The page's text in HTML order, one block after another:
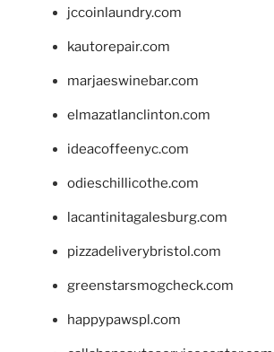
jccoinlaundry.com
kautorepair.com
marjaeswinebar.com
elmazatlanclinton.com
ideacoffeenyc.com
odieschillicothe.com
lacantinitagalesburg.com
pizzadeliverybristol.com
greenstarsmogcheck.com
happypawspl.com